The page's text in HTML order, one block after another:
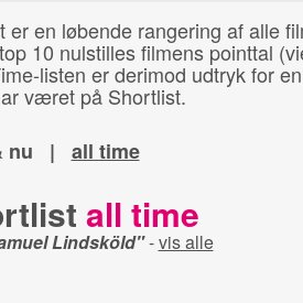
er en løbende rangering af alle
10 nulstilles filmens pointtal
listen er derimod udtryk for
været på Shortlist.
nu | all time
all time
Lindsköld"-vis alle